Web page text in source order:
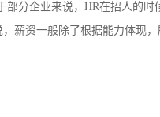
分企业来说，HR在招人的时
薪资一般除了根据能力体现